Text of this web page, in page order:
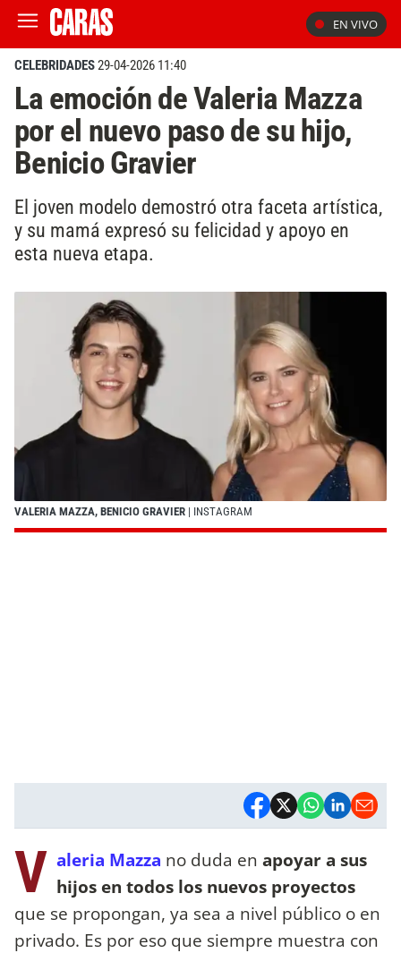
EN VIVO
CELEBRIDADES29-04-2026 11:40
La emoción de Valeria Mazza
por el nuevo paso de su hijo,
Benicio Gravier
El joven modelo demostró otra faceta artística,
y su mamá expresó su felicidad y apoyo en
esta nueva etapa.
VALERIA MAZZA, BENICIO GRAVIER | INSTAGRAM
V aleria Mazza no duda en apoyar a sus
hijos en todos los nuevos proyectos
que se propongan, ya sea a nivel público o en
privado. Es por eso que siempre muestra con